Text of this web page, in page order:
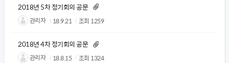
2018년 5차 정기회의 공문
관리자 18.9.21 조회 1259
2018년 4차 정기회의 공문
관리자 18.8.15 조회 1324